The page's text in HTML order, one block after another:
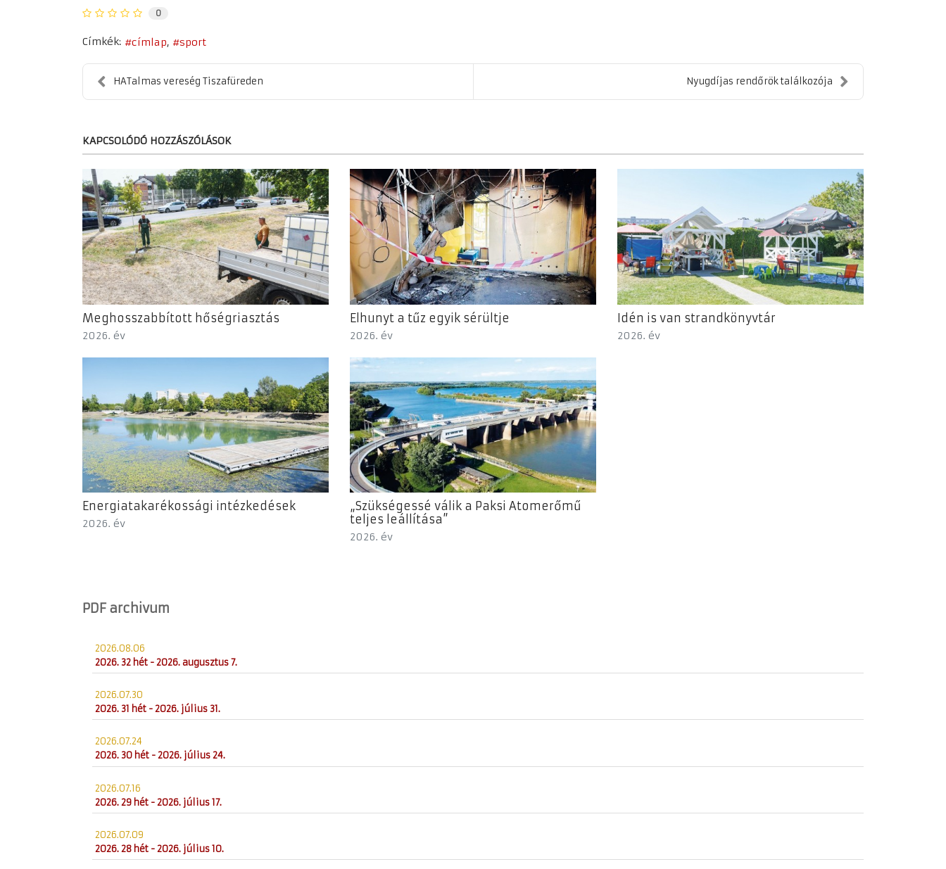
0
Címkék: címlap sport
HATalmas vereség Tiszafüreden Nyugdíjas rendőrök találkozója
KAPCSOLÓDÓ HOZZÁSZÓLÁSOK
Meghosszabbított hőségriasztás
2026. év
Elhunyt a tűz egyik sérültje
2026. év
Idén is van strandkönyvtár
2026. év
Energiatakarékossági intézkedések
2026. év
„Szükségessé válik a Paksi Atomerőmű
teljes leállítása”
2026. év
PDF archivum
2026.08.06
2026. 32 hét - 2026. augusztus 7.
2026.07.30
2026. 31 hét - 2026. július 31.
2026.07.24
2026. 30 hét - 2026. július 24.
2026.07.16
2026. 29 hét - 2026. július 17.
2026.07.09
2026. 28 hét - 2026. július 10.